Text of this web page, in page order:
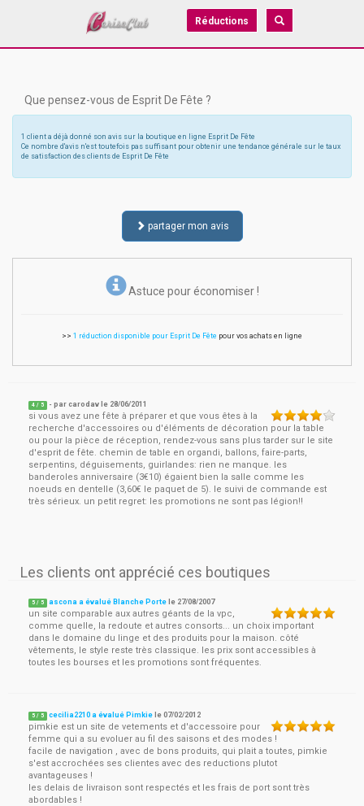
Réductions
Que pensez-vous de Esprit De Fête ?
1 client a déjà donné son avis sur la boutique en ligne Esprit De Fête
Ce nombre d'avis n'est toutefois pas suffisant pour obtenir une tendance générale sur le taux
de satisfaction des clients de Esprit De Fête
partager mon avis
Astuce pour économiser !
>> 1 réduction disponible pour Esprit De Fête pour vos achats en ligne
4 / 5 - parcarodav le 28/06/2011
si vous avez une fête à préparer et que vous êtes à la
recherche d'accessoires ou d'éléments de décoration pour la table
ou pour la pièce de réception, rendez-vous sans plus tarder sur le site
d'esprit de fête. chemin de table en organdi, ballons, faire-parts,
serpentins, déguisements, guirlandes: rien ne manque. les
banderoles anniversaire (3€10) égaient bien la salle comme les
noeuds en dentelle (3,60€ le paquet de 5). le suivi de commande est
très sérieux. un petit regret: les promotions ne sont pas légion!!
Les clients ont apprécié ces boutiques
5 / 5 ascona a évalué Blanche Porte le 27/08/2007
un site comparable aux autres géants de la vpc,
comme quelle, la redoute et autres consorts... un choix important
dans le domaine du linge et des produits pour la maison. côté
vêtements, le style reste très classique. les prix sont accessibles à
toutes les bourses et les promotions sont fréquentes.
5 / 5 cecilia2210 a évalué Pimkie le07/02/2012
pimkie est un site de vetements et d'accessoire pour
femme qui a su evoluer au fil des saisons et des modes !
facile de navigation , avec de bons produits, qui plait a toutes, pimkie
s'est accrochées ses clientes avec des reductions plutot
avantageuses !
les delais de livraison sont respectés et les frais de port sont très
abordables !